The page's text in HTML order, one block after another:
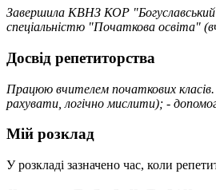
Завершила КВНЗ КОР "Богуславський
спеціальністю "Початкова освіта"
Досвід репетиторства
Працюю вчителем початкових
рахувати, логічно мислити); -
Мій розклад
У розкладі зазначено час, коли